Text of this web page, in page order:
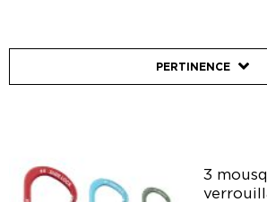
PERTINENCE
3